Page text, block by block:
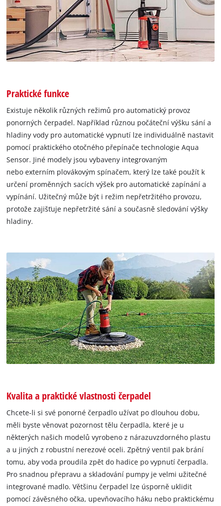
Praktické funkce
Existuje několik různých režimů pro automatický provoz
ponorných čerpadel. Například různou počáteční výšku sání a
hladiny vody pro automatické vypnutí lze individuálně nastavit
pomocí praktického otočného přepínače technologie Aqua
Sensor. Jiné modely jsou vybaveny integrovaným
nebo externím plovákovým spínačem, který lze také použít k
určení proměnných sacích výšek pro automatické zapínání a
vypínání. Užitečný může být i režim nepřetržitého provozu,
protože zajišťuje nepřetržité sání a současně sledování výšky
hladiny.
Kvalita a praktické vlastnosti čerpadel
Chcete-li si své ponorné čerpadlo užívat po dlouhou dobu,
měli byste věnovat pozornost tělu čerpadla, které je u
některých našich modelů vyrobeno z nárazuvzdorného plastu
a u jiných z robustní nerezové oceli. Zpětný ventil pak brání
tomu, aby voda proudila zpět do hadice po vypnutí čerpadla.
Pro snadnou přepravu a skladování pumpy je velmi užitečné
integrované madlo. Většinu čerpadel lze úsporně uklidit
pomocí závěsného očka, upevňovacího háku nebo praktickému